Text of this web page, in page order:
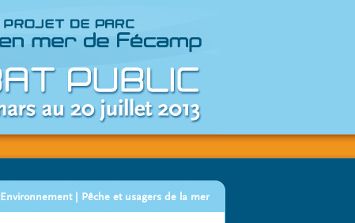
Environnement | Pêche et usagers de la mer